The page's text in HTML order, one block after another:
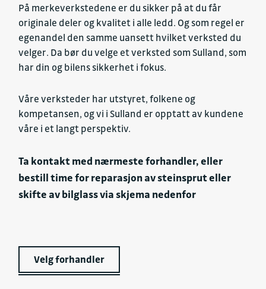
På merkeverkstedene er du sikker på at du får
originale deler og kvalitet i alle ledd. Og som regel er
egenandel den samme uansett hvilket verksted du
velger. Da bør du velge et verksted som Sulland, som
har din og bilens sikkerhet i fokus.
Våre verksteder har utstyret, folkene og
kompetansen, og vi i Sulland er opptatt av kundene
våre i et langt perspektiv.
Ta kontakt med nærmeste forhandler, eller
bestill time for reparasjon av steinsprut eller
skifte av bilglass via skjema nedenfor
Velg forhandler